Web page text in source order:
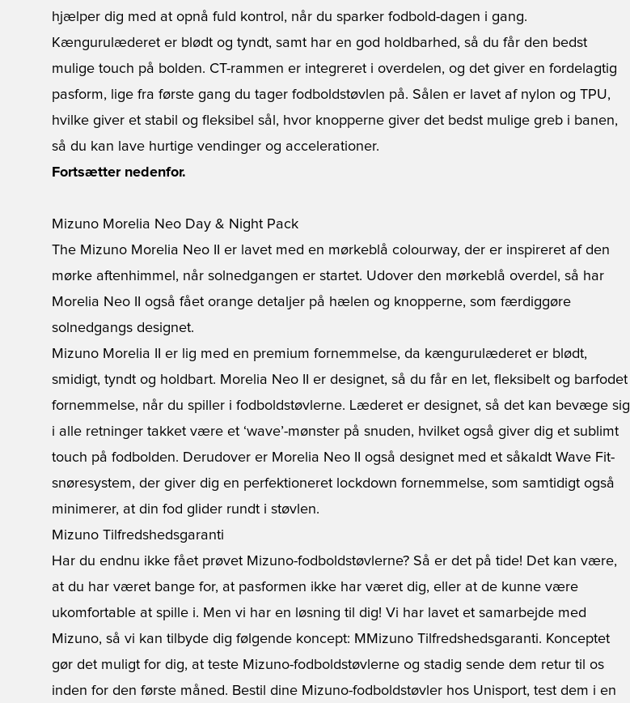
hjælper dig med at opnå fuld kontrol, når du sparker fodbold-dagen i gang.
Kængurulæderet er blødt og tyndt, samt har en god holdbarhed, så du får den bedst
mulige touch på bolden. CT-rammen er integreret i overdelen, og det giver en fordelagtig
pasform, lige fra første gang du tager fodboldstøvlen på. Sålen er lavet af nylon og TPU,
hvilke giver et stabil og fleksibel sål, hvor knopperne giver det bedst mulige greb i banen,
så du kan lave hurtige vendinger og accelerationer.
Fortsætter nedenfor.
Mizuno Morelia Neo Day & Night Pack
The Mizuno Morelia Neo II er lavet med en mørkeblå colourway, der er inspireret af den
mørke aftenhimmel, når solnedgangen er startet. Udover den mørkeblå overdel, så har
Morelia Neo II også fået orange detaljer på hælen og knopperne, som færdiggøre
solnedgangs designet.
Mizuno Morelia II er lig med en premium fornemmelse, da kængurulæderet er blødt,
smidigt, tyndt og holdbart. Morelia Neo II er designet, så du får en let, fleksibelt og barfodet
fornemmelse, når du spiller i fodboldstøvlerne. Læderet er designet, så det kan bevæge sig
i alle retninger takket være et ‘wave’-mønster på snuden, hvilket også giver dig et sublimt
touch på fodbolden. Derudover er Morelia Neo II også designet med et såkaldt Wave Fit-
snøresystem, der giver dig en perfektioneret lockdown fornemmelse, som samtidigt også
minimerer, at din fod glider rundt i støvlen.
Mizuno Tilfredshedsgaranti
Har du endnu ikke fået prøvet Mizuno-fodboldstøvlerne? Så er det på tide! Det kan være,
at du har været bange for, at pasformen ikke har været dig, eller at de kunne være
ukomfortable at spille i. Men vi har en løsning til dig! Vi har lavet et samarbejde med
Mizuno, så vi kan tilbyde dig følgende koncept: MMizuno Tilfredshedsgaranti. Konceptet
gør det muligt for dig, at teste Mizuno-fodboldstøvlerne og stadig sende dem retur til os
inden for den første måned. Bestil dine Mizuno-fodboldstøvler hos Unisport, test dem i en